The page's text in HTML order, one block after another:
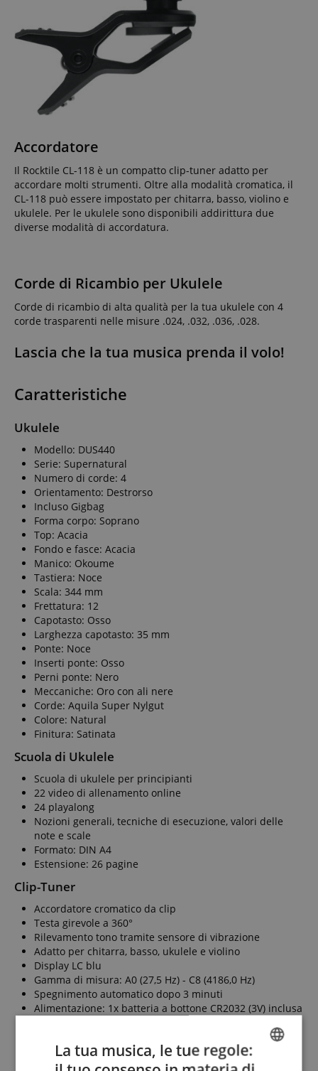
Accordatore
Il Rocktile CL-118 è un compatto clip-tuner adatto per
accordare molti strumenti. Oltre alla modalità cromatica, il
CL-118 può essere impostato per chitarra, basso, violino e
ukulele. Per le ukulele sono disponibili addirittura due
diverse modalità di accordatura.
Corde di Ricambio per Ukulele
Corde di ricambio di alta qualità per la tua ukulele con 4
corde trasparenti nelle misure .024, .032, .036, .028.
Lascia che la tua musica prenda il volo!
Caratteristiche
Ukulele
Modello: DUS440
Serie: Supernatural
Numero di corde: 4
Orientamento: Destrorso
Incluso Gigbag
Forma corpo: Soprano
Top: Acacia
Fondo e fasce: Acacia
Manico: Okoume
Tastiera: Noce
Scala: 344 mm
Frettatura: 12
Capotasto: Osso
Larghezza capotasto: 35 mm
Ponte: Noce
Inserti ponte: Osso
Perni ponte: Nero
Meccaniche: Oro con ali nere
Corde: Aquila Super Nylgut
Colore: Natural
Finitura: Satinata
Scuola di Ukulele
Scuola di ukulele per principianti
22 video di allenamento online
24 playalong
Nozioni generali, tecniche di esecuzione, valori delle
note e scale
Formato: DIN A4
Estensione: 26 pagine
Clip-Tuner
Accordatore cromatico da clip
Testa girevole a 360°
Rilevamento tono tramite sensore di vibrazione
Adatto per chitarra, basso, ukulele e violino
Display LC blu
Gamma di misura: A0 (27,5 Hz) - C8 (4186,0 Hz)
Spegnimento automatico dopo 3 minuti
Alimentazione: 1x batteria a bottone CR2032 (3V) inclusa
Con manuale d’uso in tedesco
La tua musica, le tue regole: